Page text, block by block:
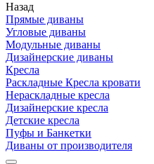
Назад
Прямые диваны
Угловые диваны
Модульные диваны
Дизайнерские диваны
Кресла
Раскладные Кресла кровати
Нераскладные кресла
Дизайнерские кресла
Детские кресла
Пуфы и Банкетки
Диваны от производителя